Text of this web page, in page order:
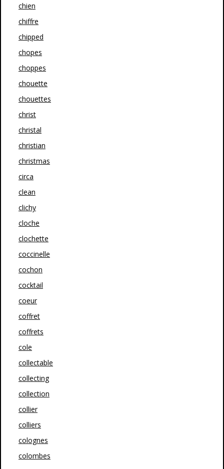
chien
chiffre
chipped
chopes
choppes
chouette
chouettes
christ
christal
christian
christmas
circa
clean
clichy
cloche
clochette
coccinelle
cochon
cocktail
coeur
coffret
coffrets
cole
collectable
collecting
collection
collier
colliers
colognes
colombes